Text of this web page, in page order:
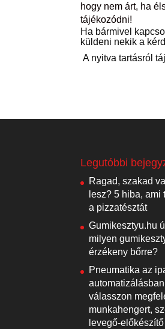
hogy nem árt, ha
tájékozódni!
Ha bármivel
küldeni nekik a
A nyitva tartásról
Legutóbbi
Ragad, szakad
lesz? 5 hiba, ami
a pizzatésztát
Gumikesztyu.hu
milyen
érzékeny bőrre?
Pneumatika az
válasszon
munkahengert,
levegő-